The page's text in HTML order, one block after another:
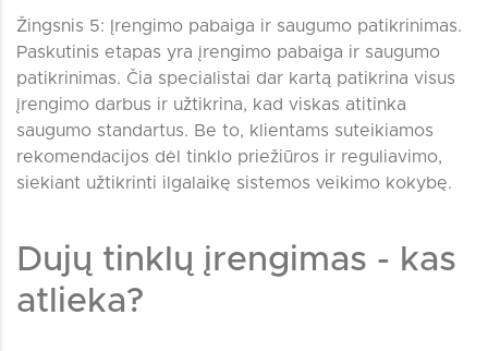
Žingsnis 5: Įrengimo pabaiga ir saugumo patikrinimas.
Paskutinis etapas yra įrengimo pabaiga ir saugumo
patikrinimas. Čia specialistai dar kartą patikrina visus
įrengimo darbus ir užtikrina, kad viskas atitinka
saugumo standartus. Be to, klientams suteikiamos
rekomendacijos dėl tinklo priežiūros ir reguliavimo,
siekiant užtikrinti ilgalaikę sistemos veikimo kokybę.
Dujų tinklų įrengimas - kas
atlieka?